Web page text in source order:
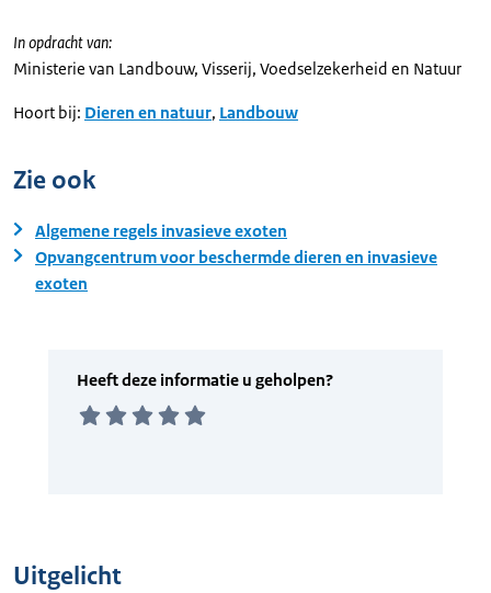
In opdracht van:
Ministerie van Landbouw, Visserij, Voedselzekerheid en Natuur
Hoort bij: Dieren en natuur, Landbouw
Zie ook
Algemene regels invasieve exoten
Opvangcentrum voor beschermde dieren en invasieve
exoten
Uitgelicht